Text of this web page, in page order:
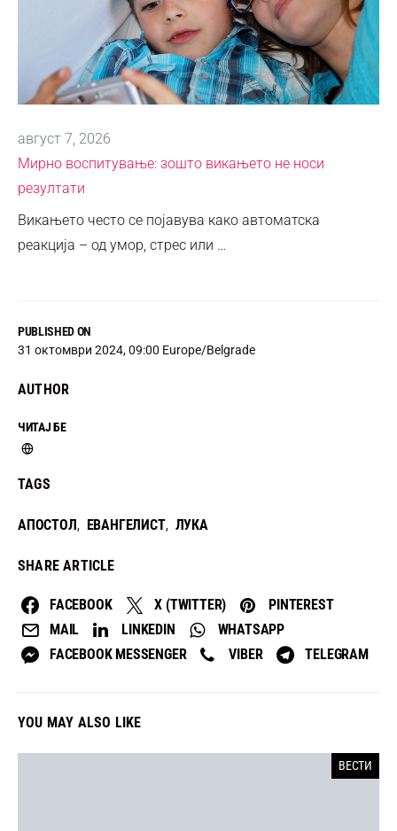
PUBLISHED ON
31 октомври 2024, 09:00 Europe/Belgrade
AUTHOR
ЧИТАЈ БЕ
TAGS
АПОСТОЛ, ЕВАНГЕЛИСТ, ЛУКА
SHARE ARTICLE
FACEBOOK X (TWITTER)
PINTEREST
MAIL
LINKEDIN
WHATSAPP
FACEBOOK MESSENGER
VIBER TELEGRAM
август 7, 2026
Мирно воспитување: зошто викањето не носи
резултати
Викањето често се појавува како автоматска
реакција – од умор, стрес или …
YOU MAY ALSO LIKE
ВЕСТИ